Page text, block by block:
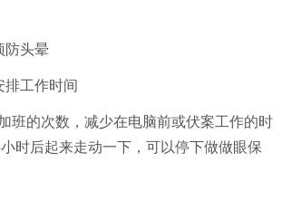
防头晕
排工作时间
班的次数，减少在电脑前或伏案工作的时
时后起来走动一下，可以停下做做眼保